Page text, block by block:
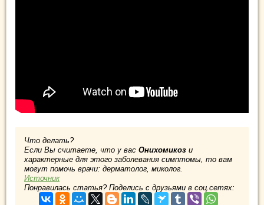
Что делать?
Если Вы считаете, что у вас Онихомикоз и
характерные для этого заболевания симптомы, то вам
могут помочь врачи: дерматолог, миколог.
Источник
Понравилась статья? Поделись с друзьями в соц.сетях: